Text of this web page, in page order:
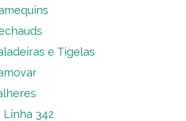
e Tigelas
Linha 342